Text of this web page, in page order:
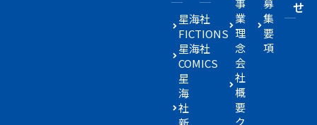
星海社
FICTIONS
星海社
COMICS
星
海
社
事
業
理
念
会
社
概
要
ク
募
集
要
項
せ